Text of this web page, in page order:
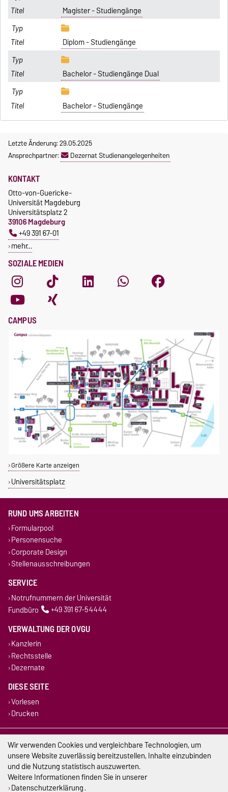
Magister - Studiengänge
Diplom - Studiengänge
Bachelor - Studiengänge Dual
Bachelor - Studiengänge
Letzte Änderung: 29.05.2025
Ansprechpartner:
Dezernat Studienangelegenheiten
SOZIALE MEDIEN
KONTAKT
Otto-von-Guericke-
Universität Magdeburg
Universitätsplatz 2
39106 Magdeburg
+49 391 67-01
mehr…
CAMPUS
Größere Karte anzeigen
Universitätsplatz
RUND UMS ARBEITEN
Formularpool
Personensuche
Corporate Design
Stellenausschreibungen
SERVICE
Notrufnummern der Universität
Fundbüro
+49 391 67-54444
VERWALTUNG DER OVGU
Kanzlerin
Rechtsstelle
Dezernate
DIESE SEITE
Vorlesen
Drucken
Impressum
Datenschutz
Barrierefreiheit
Wir verwenden Cookies und vergleichbare Technologien, um
unsere Website zuverlässig bereitzustellen, Inhalte einzubinden
und die Nutzung statistisch auszuwerten.
Weitere Informationen finden Sie in unserer
Datenschutzerklärung.